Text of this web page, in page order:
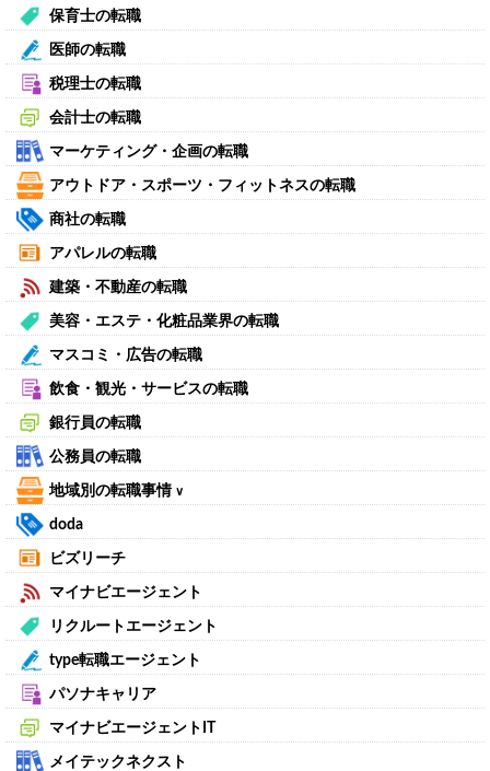
保育士の転職
医師の転職
税理士の転職
会計士の転職
マーケティング・企画の転職
アウトドア・スポーツ・フィットネスの転職
商社の転職
アパレルの転職
建築・不動産の転職
美容・エステ・化粧品業界の転職
マスコミ・広告の転職
飲食・観光・サービスの転職
銀行員の転職
公務員の転職
地域別の転職事情 ∨
doda
ビズリーチ
マイナビエージェント
リクルートエージェント
type転職エージェント
パソナキャリア
マイナビエージェントIT
メイテックネクスト